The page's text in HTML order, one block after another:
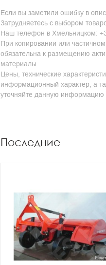
Если вы заметили ошибку в
Затрудняетесь с выбором
Наш телефон в Хмельницком:
При копировании или
обязательна к размещению
материалы.
Цены, технические
информационный характер, а
уточняйте данную информацию
Последние